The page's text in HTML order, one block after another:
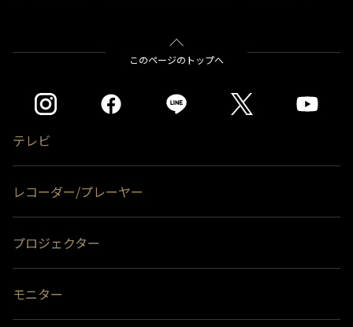
このページのトップへ
テレビ
レコーダー/プレーヤー
プロジェクター
モニター